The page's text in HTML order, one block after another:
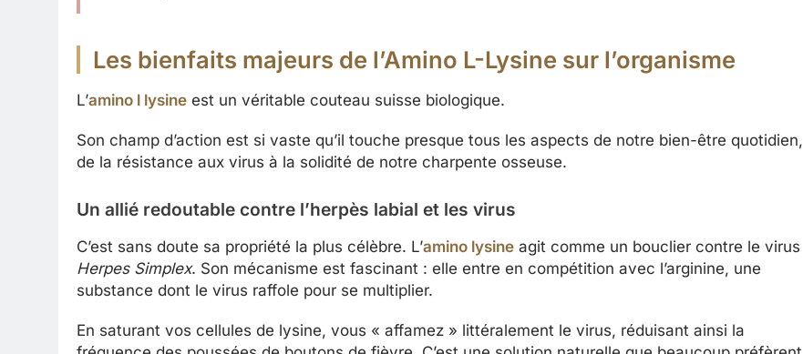
Les bienfaits majeurs de l’Amino L-Lysine sur l’organisme
L’amino l lysine est un véritable couteau suisse biologique.
Son champ d’action est si vaste qu’il touche presque tous les aspects de notre bien-être quotidien,
de la résistance aux virus à la solidité de notre charpente osseuse.
Un allié redoutable contre l’herpès labial et les virus
C’est sans doute sa propriété la plus célèbre. L’amino lysine agit comme un bouclier contre le virus
Herpes Simplex. Son mécanisme est fascinant : elle entre en compétition avec l’arginine, une
substance dont le virus raffole pour se multiplier.
En saturant vos cellules de lysine, vous « affamez » littéralement le virus, réduisant ainsi la